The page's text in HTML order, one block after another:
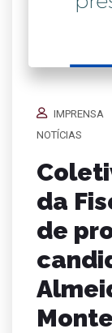
IMPRENSA
NOTÍCIAS
da
de